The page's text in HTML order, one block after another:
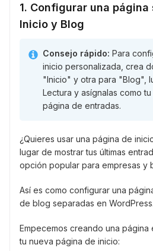
1. Configurar una página
Inicio y Blog
Consejo rápido: Para
inicio personalizada, crea
"Inicio" y otra para "Blog",
Lectura y asígnalas como
página de entradas.
¿Quieres usar una página de
lugar de mostrar tus últimas
opción popular para empresas y
Así es como configurar una
de blog separadas en WordPress.
Empecemos creando una
tu nueva página de inicio: